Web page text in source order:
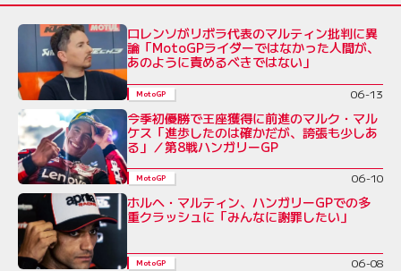
ロレンソがリボラ代表のマルティン批判に異
論「MotoGPライダーではなかった人間が、
あのように責めるべきではない」
MotoGP 06-13
今季初優勝で王座獲得に前進のマルク・マル
ケス「進歩したのは確かだが、誇張も少しあ
る」／第8戦ハンガリーGP
MotoGP 06-10
ホルヘ・マルティン、ハンガリーGPでの多
重クラッシュに「みんなに謝罪したい」
MotoGP 06-08